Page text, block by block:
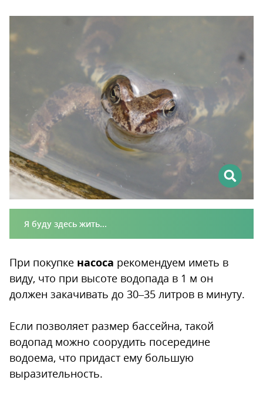
Я буду здесь жить...
При покупке насоса рекомендуем иметь в
виду, что при высоте водопада в 1 м он
должен закачивать до 30–35 литров в минуту.
Если позволяет размер бассейна, такой
водопад можно соорудить посередине
водоема, что придаст ему большую
выразительность.